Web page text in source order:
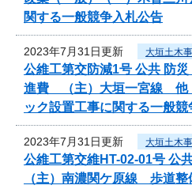
関する一般競争入札公告
2023年7月31日更新 大垣土木
公維工第交防減1号 公共 防
進費 （主）大垣一宮線 他
ック設置工事に関する一般競
2023年7月31日更新 大垣土木
公維工第交維HT-02-01号 公
（主）南濃関ケ原線 歩道